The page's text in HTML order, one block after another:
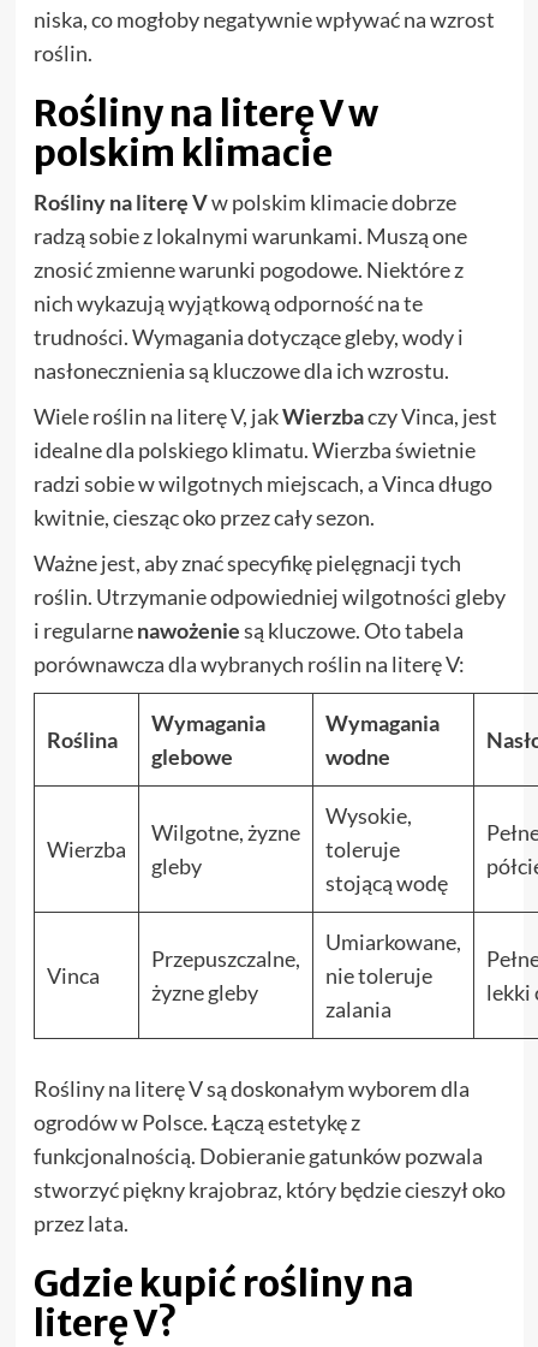
niska, co mogłoby negatywnie wpływać na wzrost
roślin.
Rośliny na literę V w
polskim klimacie
Rośliny na literę Vw polskim klimacie dobrze
radzą sobie z lokalnymi warunkami. Muszą one
znosić zmienne warunki pogodowe. Niektóre z
nich wykazują wyjątkową odporność na te
trudności. Wymagania dotyczące gleby, wody i
nasłonecznienia są kluczowe dla ich wzrostu.
Wiele roślin na literę V, jakWierzbaczy Vinca, jest
idealne dla polskiego klimatu. Wierzba świetnie
radzi sobie w wilgotnych miejscach, a Vinca długo
kwitnie, ciesząc oko przez cały sezon.
Ważne jest, aby znać specyfikę pielęgnacji tych
roślin. Utrzymanie odpowiedniej wilgotności gleby
i regularnenawożeniesą kluczowe. Oto tabela
porównawcza dla wybranych roślin na literę V:
Roślina
Wymagania
glebowe
Wymagania
wodne
Wierzba
Wilgotne, żyzne
gleby
Wysokie,
toleruje
stojącą wodę
Vinca
Przepuszczalne,
żyzne gleby
Umiarkowane,
nie toleruje
zalania
lekki
Rośliny na literę V są doskonałym wyborem dla
ogrodów w Polsce. Łączą estetykę z
funkcjonalnością. Dobieranie gatunków pozwala
stworzyć piękny krajobraz, który będzie cieszył oko
przez lata.
Gdzie kupić rośliny na
literę V?